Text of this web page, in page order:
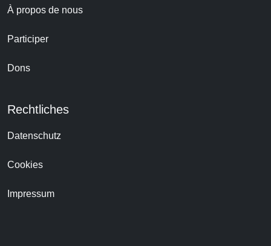
À propos de nous
Participer
Dons
Rechtliches
Datenschutz
Cookies
Impressum